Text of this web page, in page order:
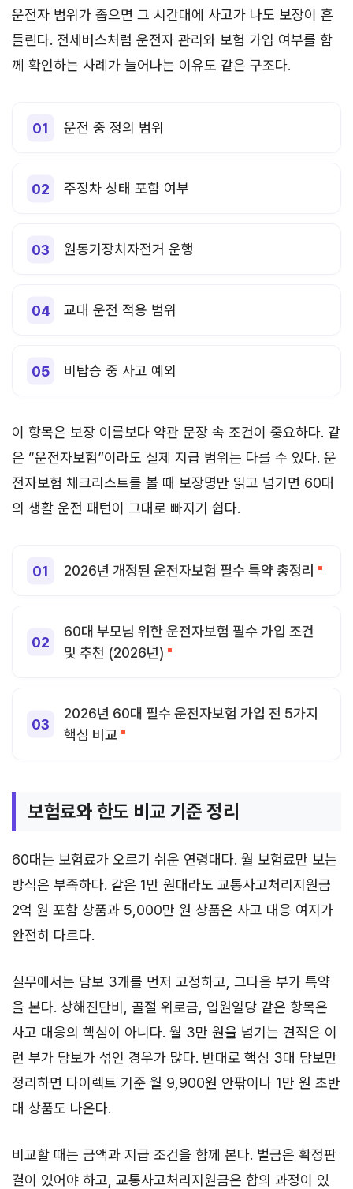
운전자 범위가 좁으면 그 시간대에 사고가 나도 보장이 흔
들린다. 전세버스처럼 운전자 관리와 보험 가입 여부를 함
께 확인하는 사례가 늘어나는 이유도 같은 구조다.
운전 중 정의 범위
주정차 상태 포함 여부
원동기장치자전거 운행
교대 운전 적용 범위
비탑승 중 사고 예외
이 항목은 보장 이름보다 약관 문장 속 조건이 중요하다. 같
은 “운전자보험”이라도 실제 지급 범위는 다를 수 있다. 운
전자보험 체크리스트를 볼 때 보장명만 읽고 넘기면 60대
의 생활 운전 패턴이 그대로 빠지기 쉽다.
2026년 개정된 운전자보험 필수 특약 총정리
60대 부모님 위한 운전자보험 필수 가입 조건
및 추천 (2026년)
2026년 60대 필수 운전자보험 가입 전 5가지
핵심 비교
보험료와 한도 비교 기준 정리
60대는 보험료가 오르기 쉬운 연령대다. 월 보험료만 보는
방식은 부족하다. 같은 1만 원대라도 교통사고처리지원금
2억 원 포함 상품과 5,000만 원 상품은 사고 대응 여지가
완전히 다르다.
실무에서는 담보 3개를 먼저 고정하고, 그다음 부가 특약
을 본다. 상해진단비, 골절 위로금, 입원일당 같은 항목은
사고 대응의 핵심이 아니다. 월 3만 원을 넘기는 견적은 이
런 부가 담보가 섞인 경우가 많다. 반대로 핵심 3대 담보만
정리하면 다이렉트 기준 월 9,900원 안팎이나 1만 원 초반
대 상품도 나온다.
비교할 때는 금액과 지급 조건을 함께 본다. 벌금은 확정판
결이 있어야 하고, 교통사고처리지원금은 합의 과정이 있